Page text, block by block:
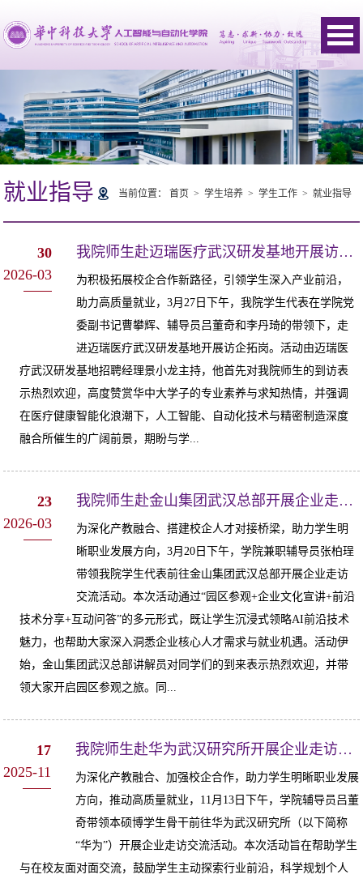
就业指导 当前位置： 首页> 学生培养> 学生工作> 就业指导
30
2026-03
我院师生赴迈瑞医疗武汉研发基地开展访企拓岗活动
为积极拓展校企合作新路径，引领学生深入产业前沿，
助力高质量就业，3月27日下午，我院学生代表在学院党
委副书记曹攀辉、辅导员吕董奇和李丹琦的带领下，走
进迈瑞医疗武汉研发基地开展访企拓岗。活动由迈瑞医
疗武汉研发基地招聘经理景小龙主持，他首先对我院师生的到访表
示热烈欢迎，高度赞赏华中大学子的专业素养与求知热情，并强调
在医疗健康智能化浪潮下，人工智能、自动化技术与精密制造深度
融合所催生的广阔前景，期盼与学...
23
2026-03
我院师生赴金山集团武汉总部开展企业走访交流活动
为深化产教融合、搭建校企人才对接桥梁，助力学生明
晰职业发展方向，3月20日下午，学院兼职辅导员张柏珵
带领我院学生代表前往金山集团武汉总部开展企业走访
交流活动。本次活动通过“园区参观+企业文化宣讲+前沿
技术分享+互动问答”的多元形式，既让学生沉浸式领略AI前沿技术
魅力，也帮助大家深入洞悉企业核心人才需求与就业机遇。活动伊
始，金山集团武汉总部讲解员对同学们的到来表示热烈欢迎，并带
领大家开启园区参观之旅。同...
17
2025-11
我院师生赴华为武汉研究所开展企业走访交流活动
为深化产教融合、加强校企合作，助力学生明晰职业发展
方向，推动高质量就业，11月13日下午，学院辅导员吕董
奇带领本硕博学生骨干前往华为武汉研究所（以下简称
“华为”）开展企业走访交流活动。本次活动旨在帮助学生
与在校友面对面交流，鼓励学生主动探索行业前沿，科学规划个人